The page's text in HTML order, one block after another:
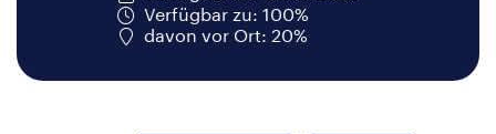
Verfügbar zu: 100%
davon vor Ort: 20%